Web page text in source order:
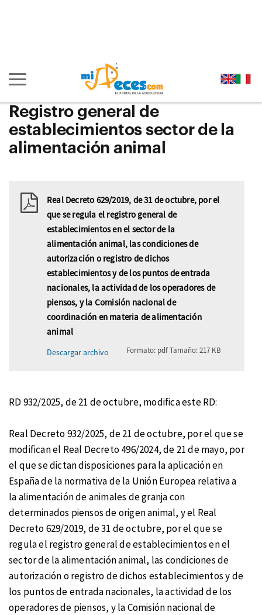
la
(alt
s)
de
página
(alt
+
c)
de
página
(alt
+
p)
menú
(alt
u)
Mostrar/ocultar
principal
Registro general de
establecimientos sector de la
alimentación animal
Real Decreto 629/2019, de 31 de octubre, por el
que se regula el registro general de
establecimientos en el sector de la
alimentación animal, las condiciones de
autorización o registro de dichos
establecimientos y de los puntos de entrada
nacionales, la actividad de los operadores de
piensos, y la Comisión nacional de
coordinación en materia de alimentación
animal
Descargar archivo Formato: pdfTamaño:217 KB
RD 932/2025, de 21 de octubre, modifica este RD:
Real Decreto 932/2025, de 21 de octubre, por el que se
modifican el Real Decreto 496/2024, de 21 de mayo, por
el que se dictan disposiciones para la aplicación en
España de la normativa de la Unión Europea relativa a
la alimentación de animales de granja con
determinados piensos de origen animal, y el Real
Decreto 629/2019, de 31 de octubre, por el que se
regula el registro general de establecimientos en el
sector de la alimentación animal, las condiciones de
autorización o registro de dichos establecimientos y de
los puntos de entrada nacionales, la actividad de los
operadores de piensos, y la Comisión nacional de